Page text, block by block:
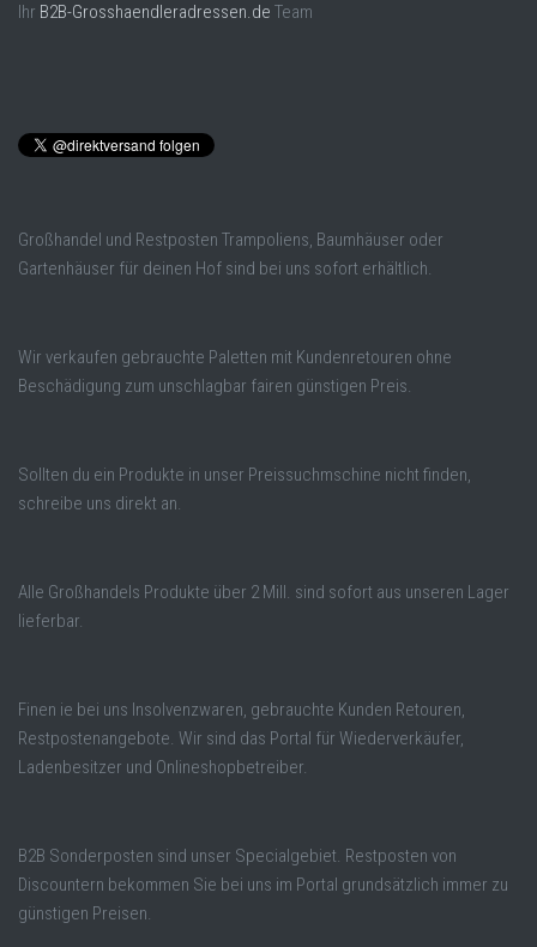
Ihr B2B-Grosshaendleradressen.de Team
Großhandel und Restposten Trampoliens, Baumhäuser oder
Gartenhäuser für deinen Hof sind bei uns sofort erhältlich.
Wir verkaufen gebrauchte Paletten mit Kundenretouren ohne
Beschädigung zum unschlagbar fairen günstigen Preis.
Sollten du ein Produkte in unser Preissuchmschine nicht finden,
schreibe uns direkt an.
Alle Großhandels Produkte über 2 Mill. sind sofort aus unseren Lager
lieferbar.
Finen ie bei uns Insolvenzwaren, gebrauchte Kunden Retouren,
Restpostenangebote. Wir sind das Portal für Wiederverkäufer,
Ladenbesitzer und Onlineshopbetreiber.
B2B Sonderposten sind unser Specialgebiet. Restposten von
Discountern bekommen Sie bei uns im Portal grundsätzlich immer zu
günstigen Preisen.